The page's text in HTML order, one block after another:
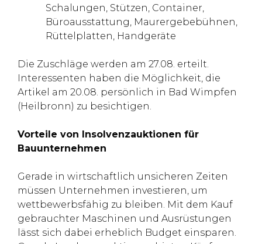
Schalungen, Stützen, Container,
Büroausstattung, Maurergebebühnen,
Rüttelplatten, Handgeräte
Die Zuschläge werden am 27.08. erteilt.
Interessenten haben die Möglichkeit, die
Artikel am 20.08. persönlich in Bad Wimpfen
(Heilbronn) zu besichtigen.
Vorteile von Insolvenzauktionen für
Bauunternehmen
Gerade in wirtschaftlich unsicheren Zeiten
müssen Unternehmen investieren, um
wettbewerbsfähig zu bleiben. Mit dem Kauf
gebrauchter Maschinen und Ausrüstungen
lässt sich dabei erheblich Budget einsparen.